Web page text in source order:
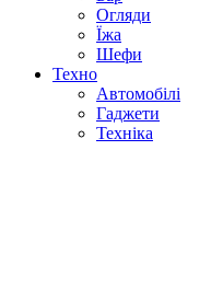
Огляди
Їжа
Шефи
Техно
Автомобілі
Гаджети
Техніка